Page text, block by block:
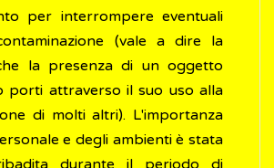
per interrompere eventuali
(vale a dire la
la presenza di un oggetto
porti attraverso il suo uso alla
di molti altri). L'importanza
e degli ambienti è stata